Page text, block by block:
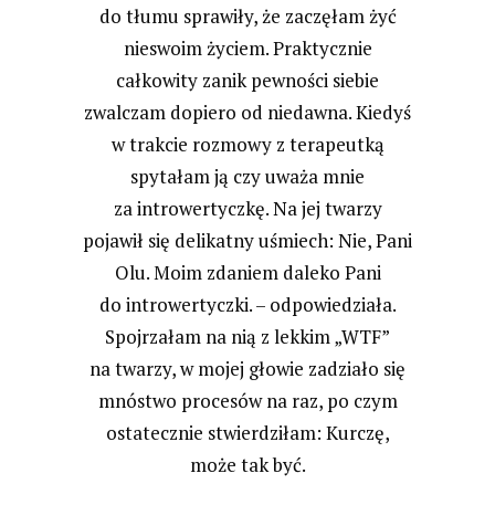
do tłumu sprawiły, że zaczęłam żyć
nieswoim życiem. Praktycznie
całkowity zanik pewności siebie
zwalczam dopiero od niedawna. Kiedyś
w trakcie rozmowy z terapeutką
spytałam ją czy uważa mnie
za introwertyczkę. Na jej twarzy
pojawił się delikatny uśmiech: Nie, Pani
Olu. Moim zdaniem daleko Pani
do introwertyczki. – odpowiedziała.
Spojrzałam na nią z lekkim „WTF”
na twarzy, w mojej głowie zadziało się
mnóstwo procesów na raz, po czym
ostatecznie stwierdziłam: Kurczę,
może tak być.